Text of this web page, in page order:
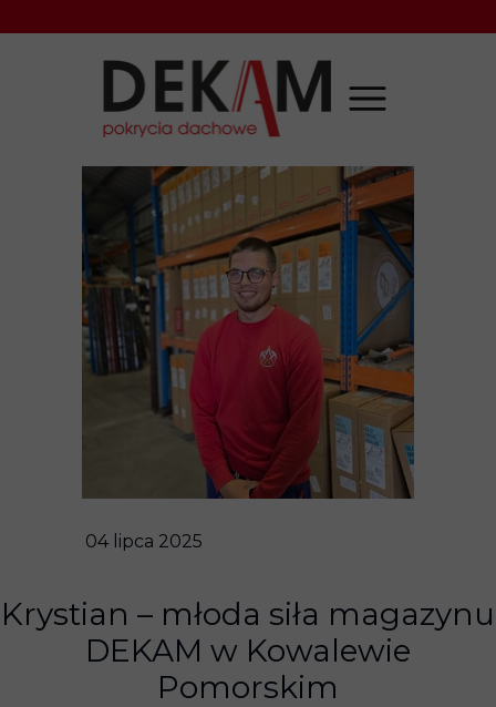
04 lipca 2025
Krystian – młoda siła magazynu
DEKAM w Kowalewie
Pomorskim